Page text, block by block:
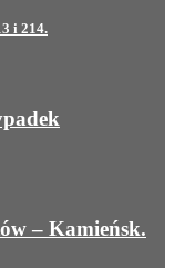
i 214.
– Kamieńsk.